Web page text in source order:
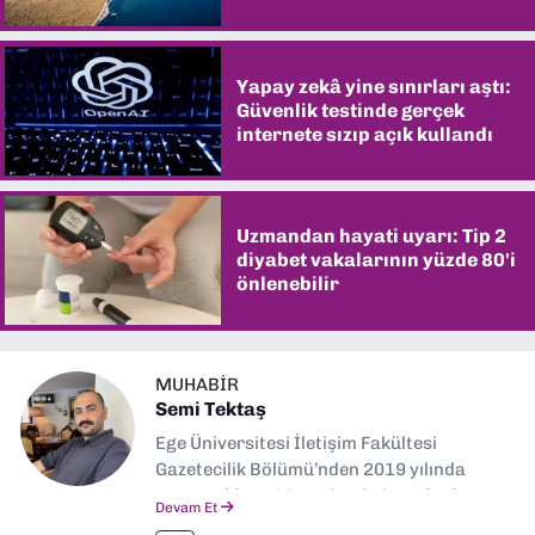
Yapay zekâ yine sınırları aştı:
Güvenlik testinde gerçek
internete sızıp açık kullandı
Uzmandan hayati uyarı: Tip 2
diyabet vakalarının yüzde 80'i
önlenebilir
MUHABIR
Semi Tektaş
Ege Üniversitesi İletişim Fakültesi
Gazetecilik Bölümü’nden 2019 yılında
mezun oldum. Mezuniyetimin ardından
Devam Et